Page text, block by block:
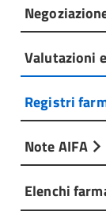
Valutazioni
Registri
Note AIFA
Elenchi